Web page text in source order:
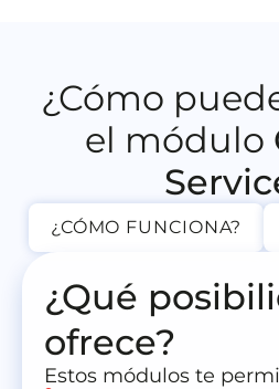
¿Cómo
el módulo
¿CÓMO FUNCIONA?
¿Qué
ofrece?
Estos módulos te